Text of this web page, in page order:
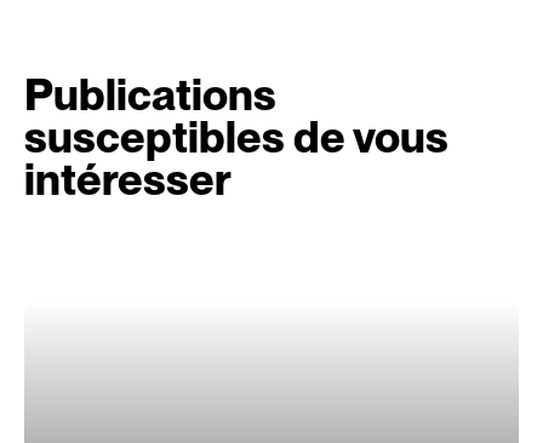
Publications
susceptibles de vous
intéresser